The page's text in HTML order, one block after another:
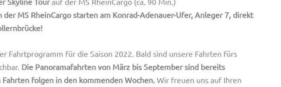
der MS RheinCargo starten am Konrad-Adenauer-Ufer, Anleger 7, direkt
Fahrtprogramm für die Saison 2022. Bald sind unsere Fahrten fürs
Die Panoramafahrten von März bis September sind bereits
folgen in den kommenden Wochen. Wir freuen uns auf Ihren